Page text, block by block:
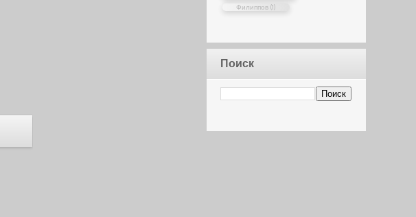
Филиппов (1)
Поиск